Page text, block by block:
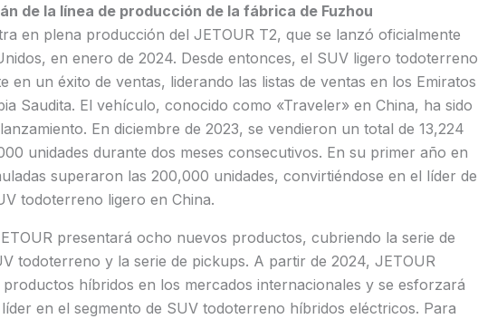
de la línea de producción de la fábrica de Fuzhou
en plena producción del JETOUR T2, que se lanzó oficialmente
en enero de 2024. Desde entonces, el SUV ligero todoterreno
en un éxito de ventas, liderando las listas de ventas en los Emiratos
Saudita. El vehículo, conocido como «Traveler» en China, ha sido
En diciembre de 2023, se vendieron un total de 13,224
unidades durante dos meses consecutivos. En su primer año en
superaron las 200,000 unidades, convirtiéndose en el líder de
todoterreno ligero en China.
presentará ocho nuevos productos, cubriendo la serie de
todoterreno y la serie de pickups. A partir de 2024, JETOUR
híbridos en los mercados internacionales y se esforzará
en el segmento de SUV todoterreno híbridos eléctricos. Para